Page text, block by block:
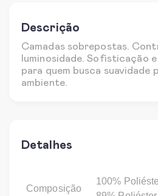
Descrição
Camadas sobrepostas.
luminosidade. Sofisticação
para quem busca suavidade
ambiente.
Detalhes
Composição
100%